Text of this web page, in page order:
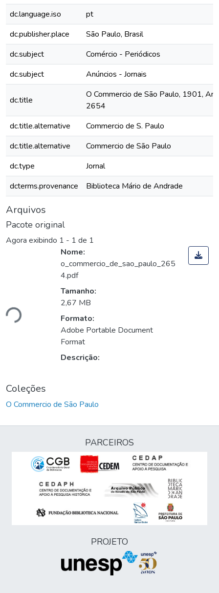
dc.language.iso
pt
dc.publisher.place
São Paulo, Brasil
dc.subject
Comércio - Periódicos
dc.subject
Anúncios - Jornais
dc.title
O Commercio de São Paulo, 1901,
2654
dc.title.alternative
Commercio de S. Paulo
dc.title.alternative
Commercio de São Paulo
dc.type
Jornal
dcterms.provenance
Biblioteca Mário de Andrade
Arquivos
Pacote original
Agora exibindo 1 - 1 de 1
Nome:
o_commercio_de_sao_paulo_265
4.pdf
Tamanho:
2,67 MB
Formato:
Adobe Portable Document
Format
Descrição:
Coleções
O Commercio de São Paulo
PARCEIROS
PROJETO